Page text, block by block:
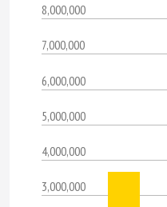
8,000,000
7,000,000
6,000,000
5,000,000
4,000,000
3,000,000